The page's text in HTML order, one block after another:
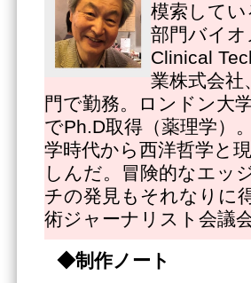
模索して
部門バイ
Clinical
業株式会社
門で勤務。ロンドン大
でPh.D取得（薬理学）
学時代から西洋哲学と
しんだ。冒険的なエッ
チの発見もそれなりに
術ジャーナリスト会議会
◆制作ノート